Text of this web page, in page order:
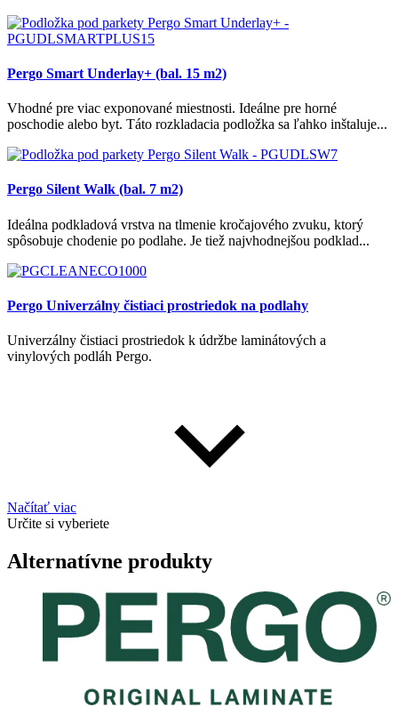
Pergo Smart Underlay+ (bal. 15 m2)
Vhodné pre viac exponované miestnosti. Ideálne pre horné
poschodie alebo byt. Táto rozkladacia podložka sa ľahko inštaluje...
Pergo Silent Walk (bal. 7 m2)
Ideálna podkladová vrstva na tlmenie kročajového zvuku, ktorý
spôsobuje chodenie po podlahe. Je tiež najvhodnejšou podklad...
Pergo Univerzálny čistiaci prostriedok na podlahy
Univerzálny čistiaci prostriedok k údržbe laminátových a
vinylových podláh Pergo.
Načítať viac
Určite si vyberiete
Alternatívne produkty